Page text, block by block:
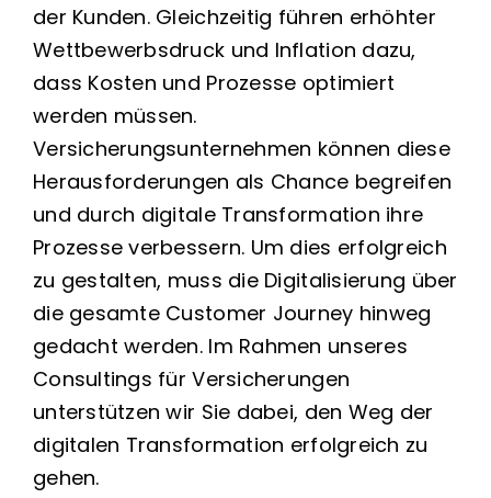
der Kunden. Gleichzeitig führen erhöhter
Wettbewerbsdruck und Inflation dazu,
dass Kosten und Prozesse optimiert
werden müssen.
Versicherungsunternehmen können diese
Herausforderungen als Chance begreifen
und durch digitale Transformation ihre
Prozesse verbessern. Um dies erfolgreich
zu gestalten, muss die Digitalisierung über
die gesamte Customer Journey hinweg
gedacht werden. Im Rahmen unseres
Consultings für Versicherungen
unterstützen wir Sie dabei, den Weg der
digitalen Transformation erfolgreich zu
gehen.